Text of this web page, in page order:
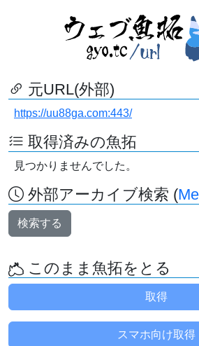
元URL(外部)
https://uu88ga.com:443/
取得済みの魚拓
見つかりませんでした。
外部アーカイブ検索 (
検索する
このまま魚拓をとる